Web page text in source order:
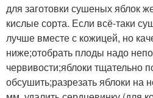
для заготовки сушеных яблок
кислые сорта. Если всё-таки
лучше вместе с кожицей, но
ниже;отобрать плоды надо
червивости;яблоки тщательно
обсушить;разрезать яблоки на